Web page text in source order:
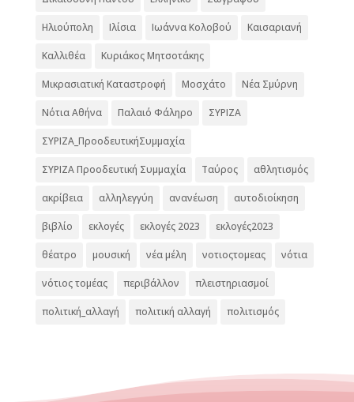
Ηλιούπολη Ιλίσια Ιωάννα Κολοβού Καισαριανή
Καλλιθέα Κυριάκος Μητσοτάκης
Μικρασιατική Καταστροφή Μοσχάτο Νέα Σμύρνη
Νότια Αθήνα Παλαιό Φάληρο ΣΥΡΙΖΑ
ΣΥΡΙΖΑ_ΠροοδευτικήΣυμμαχία
ΣΥΡΙΖΑ Προοδευτική Συμμαχία Ταύρος αθλητισμός
ακρίβεια αλληλεγγύη ανανέωση αυτοδιοίκηση
βιβλίο εκλογές εκλογές 2023 εκλογές2023
θέατρο μουσική νέα μέλη νοτιοςτομεας νότια
νότιος τομέας περιβάλλον πλειστηριασμοί
πολιτική_αλλαγή πολιτική αλλαγή πολιτισμός